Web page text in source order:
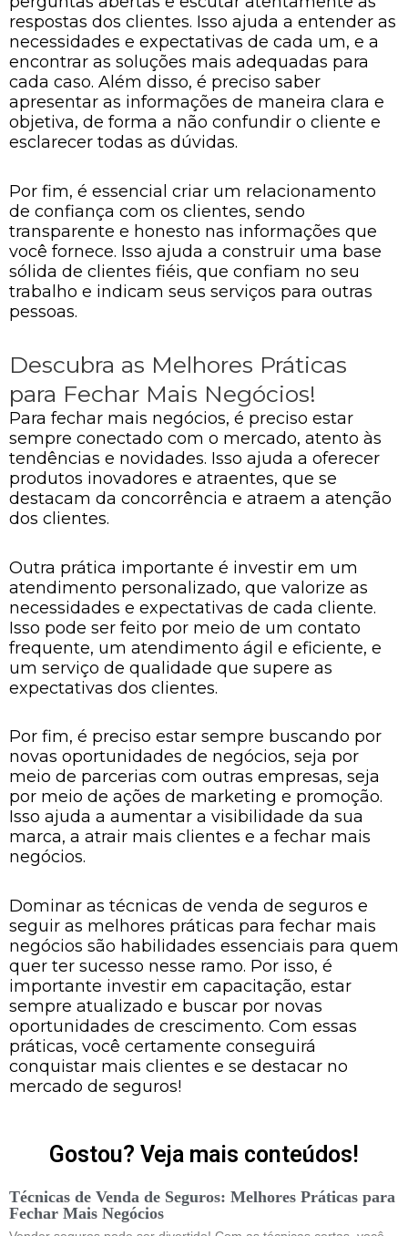
respostas dos clientes. Isso ajuda a entender as
necessidades e expectativas de cada um, e a
encontrar as soluções mais adequadas para
cada caso. Além disso, é preciso saber
apresentar as informações de maneira clara e
objetiva, de forma a não confundir o cliente e
esclarecer todas as dúvidas.
Por fim, é essencial criar um relacionamento
de confiança com os clientes, sendo
transparente e honesto nas informações que
você fornece. Isso ajuda a construir uma base
sólida de clientes fiéis, que confiam no seu
trabalho e indicam seus serviços para outras
pessoas.
Descubra as Melhores Práticas
para Fechar Mais Negócios!
Para fechar mais negócios, é preciso estar
sempre conectado com o mercado, atento às
tendências e novidades. Isso ajuda a oferecer
produtos inovadores e atraentes, que se
destacam da concorrência e atraem a atenção
dos clientes.
Outra prática importante é investir em um
atendimento personalizado, que valorize as
necessidades e expectativas de cada cliente.
Isso pode ser feito por meio de um contato
frequente, um atendimento ágil e eficiente, e
um serviço de qualidade que supere as
expectativas dos clientes.
Por fim, é preciso estar sempre buscando por
novas oportunidades de negócios, seja por
meio de parcerias com outras empresas, seja
por meio de ações de marketing e promoção.
Isso ajuda a aumentar a visibilidade da sua
marca, a atrair mais clientes e a fechar mais
negócios.
Dominar as técnicas de venda de seguros e
seguir as melhores práticas para fechar mais
negócios são habilidades essenciais para quem
quer ter sucesso nesse ramo. Por isso, é
importante investir em capacitação, estar
sempre atualizado e buscar por novas
oportunidades de crescimento. Com essas
práticas, você certamente conseguirá
conquistar mais clientes e se destacar no
mercado de seguros!
Gostou? Veja mais conteúdos!
Técnicas de Venda de Seguros: Melhores Práticas para
Fechar Mais Negócios